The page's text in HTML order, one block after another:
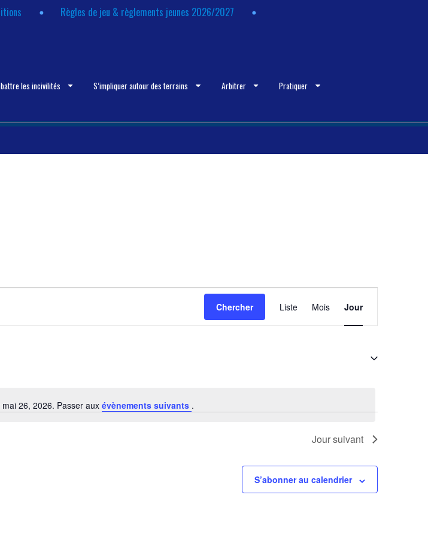
Règles de jeu & règlements jeunes 2026/2027
les incivilités S’impliquer autour des terrains Arbitrer Pratiquer
Notice
26, 2026. Passer aux évènements suivants .
Chercher
de
Évènement
Liste Mois Jour
Jour suivant
S’abonner au calendrier